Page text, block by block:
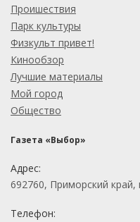
Проишествия
Парк культуры
Физкульт привет!
Кинообзор
Лучшие материалы
Мой город
Общество
Газета «Выбор»
Адрес:
692760, Приморский
Телефон: